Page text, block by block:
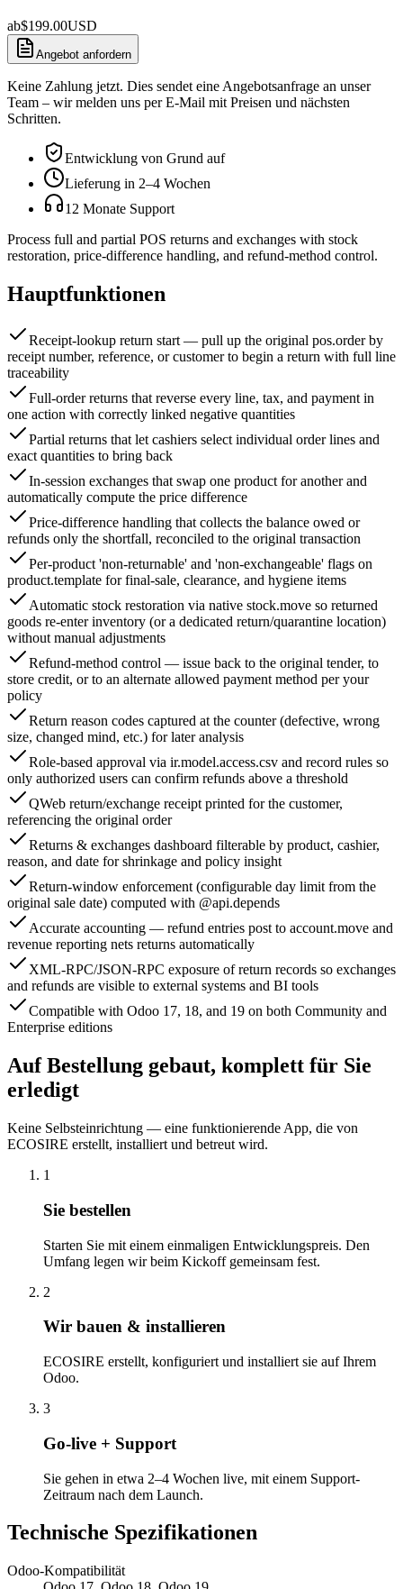
ab$199.00USD
Angebot anfordern
Keine Zahlung jetzt. Dies sendet eine Angebotsanfrage an unser
Team – wir melden uns per E-Mail mit Preisen und nächsten
Schritten.
Entwicklung von Grund auf
Lieferung in 2–4 Wochen
12 Monate Support
Process full and partial POS returns and exchanges with stock
restoration, price-difference handling, and refund-method control.
Hauptfunktionen
Receipt-lookup return start — pull up the original pos.order by
receipt number, reference, or customer to begin a return with full line
traceability
Full-order returns that reverse every line, tax, and payment in
one action with correctly linked negative quantities
Partial returns that let cashiers select individual order lines and
exact quantities to bring back
In-session exchanges that swap one product for another and
automatically compute the price difference
Price-difference handling that collects the balance owed or
refunds only the shortfall, reconciled to the original transaction
Per-product 'non-returnable' and 'non-exchangeable' flags on
product.template for final-sale, clearance, and hygiene items
Automatic stock restoration via native stock.move so returned
goods re-enter inventory (or a dedicated return/quarantine location)
without manual adjustments
Refund-method control — issue back to the original tender, to
store credit, or to an alternate allowed payment method per your
policy
Return reason codes captured at the counter (defective, wrong
size, changed mind, etc.) for later analysis
Role-based approval via ir.model.access.csv and record rules so
only authorized users can confirm refunds above a threshold
QWeb return/exchange receipt printed for the customer,
referencing the original order
Returns & exchanges dashboard filterable by product, cashier,
reason, and date for shrinkage and policy insight
Return-window enforcement (configurable day limit from the
original sale date) computed with @api.depends
Accurate accounting — refund entries post to account.move and
revenue reporting nets returns automatically
XML-RPC/JSON-RPC exposure of return records so exchanges
and refunds are visible to external systems and BI tools
Compatible with Odoo 17, 18, and 19 on both Community and
Enterprise editions
Auf Bestellung gebaut, komplett für Sie
erledigt
Keine Selbsteinrichtung — eine funktionierende App, die von
ECOSIRE erstellt, installiert und betreut wird.
1
Sie bestellen
Starten Sie mit einem einmaligen Entwicklungspreis. Den
Umfang legen wir beim Kickoff gemeinsam fest.
2
Wir bauen & installieren
ECOSIRE erstellt, konfiguriert und installiert sie auf Ihrem
Odoo.
3
Go-live + Support
Sie gehen in etwa 2–4 Wochen live, mit einem Support-
Zeitraum nach dem Launch.
Technische Spezifikationen
Odoo-Kompatibilität